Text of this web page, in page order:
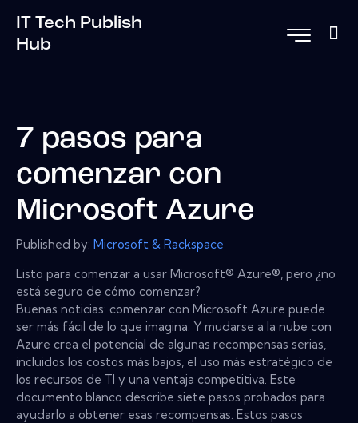
IT Tech Publish
Hub
7 pasos para
comenzar con
Microsoft Azure
Published by: Microsoft & Rackspace
Listo para comenzar a usar Microsoft® Azure®, pero ¿no
está seguro de cómo comenzar?
Buenas noticias: comenzar con Microsoft Azure puede
ser más fácil de lo que imagina. Y mudarse a la nube con
Azure crea el potencial de algunas recompensas serias,
incluidos los costos más bajos, el uso más estratégico de
los recursos de TI y una ventaja competitiva. Este
documento blanco describe siete pasos probados para
ayudarlo a obtener esas recompensas. Estos pasos